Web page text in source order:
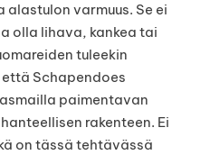
varmuus. Se ei
olla lihava, kankea tai
tuleekin
Schapendoes
paimentavan
rakenteen. Ei
on tässä tehtävässä